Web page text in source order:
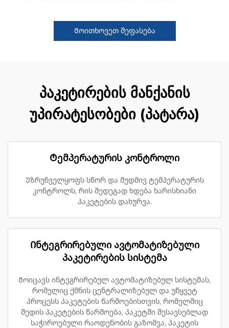
Მოითხოვეთ შეფასება
პაკეტირების მანქანის
უპირატესობები (პატარა)
Ტემპერატურის კონტროლი
Უზრუნველყოფს სწორ და მუდმივ ტემპერატურის
კონტროლს, რის შედეგად ხდება ხარისხიანი
პაკეტების დახურვა.
Ინტეგრირებული ავტომატიზებული
პაკეტირების სისტემა
Მოიცავს ინტეგრირებულ ავტომატიზებულ სისტემას,
რომელიც ქმნის ცენტრალიზებულ და უწყვეტ
პროცესს პაკეტების წარმოებისთვის, რომელშიც
შედის პაკეტების წარმოება, პაკეტში შესავსებლად
საჭიროებული რაოდენობის გაზომვა, პაკეტის